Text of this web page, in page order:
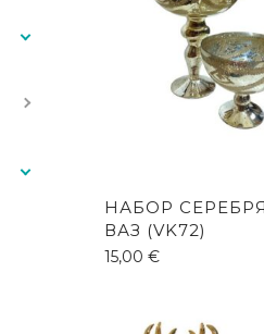
НАБОР
ВАЗ (VK72)
15,00€